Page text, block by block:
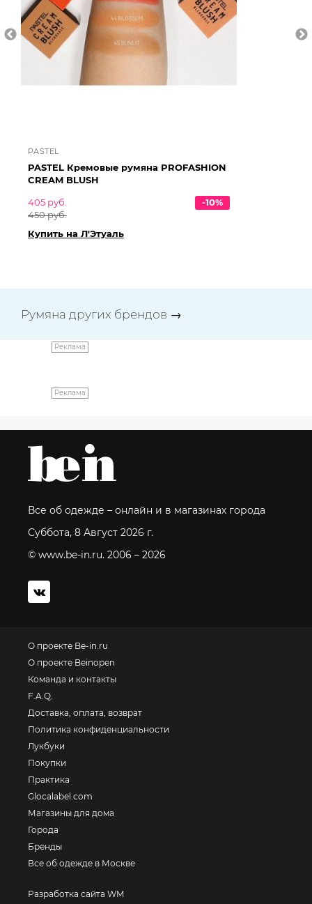
PASTEL
PASTEL Кремовые румяна PROFASHION
CREAM BLUSH
405 руб.
450 руб.
-10%
Купить на Л'Этуаль
Румяна других брендов →
Реклама
Реклама
Все об одежде – онлайн и в магазинах города
Суббота, 8 Август 2026 г.
© www.be-in.ru. 2006 – 2026
О проекте Be-in.ru
О проекте Beinopen
Команда и контакты
F.A.Q.
Доставка, оплата, возврат
Политика конфиденциальности
Лукбуки
Покупки
Практика
Glocalabel.com
Магазины для дома
Города
Бренды
Все об одежде в Москве
Разработка сайта WM